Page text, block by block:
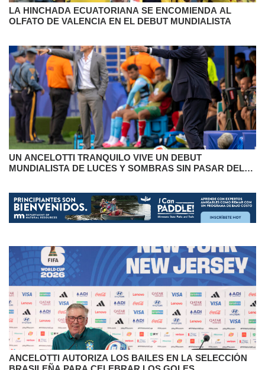
LA HINCHADA ECUATORIANA SE ENCOMIENDA AL
OLFATO DE VALENCIA EN EL DEBUT MUNDIALISTA
UN ANCELOTTI TRANQUILO VIVE UN DEBUT
MUNDIALISTA DE LUCES Y SOMBRAS SIN PASAR DEL
ANCELOTTI AUTORIZA LOS BAILES EN LA SELECCIÓN